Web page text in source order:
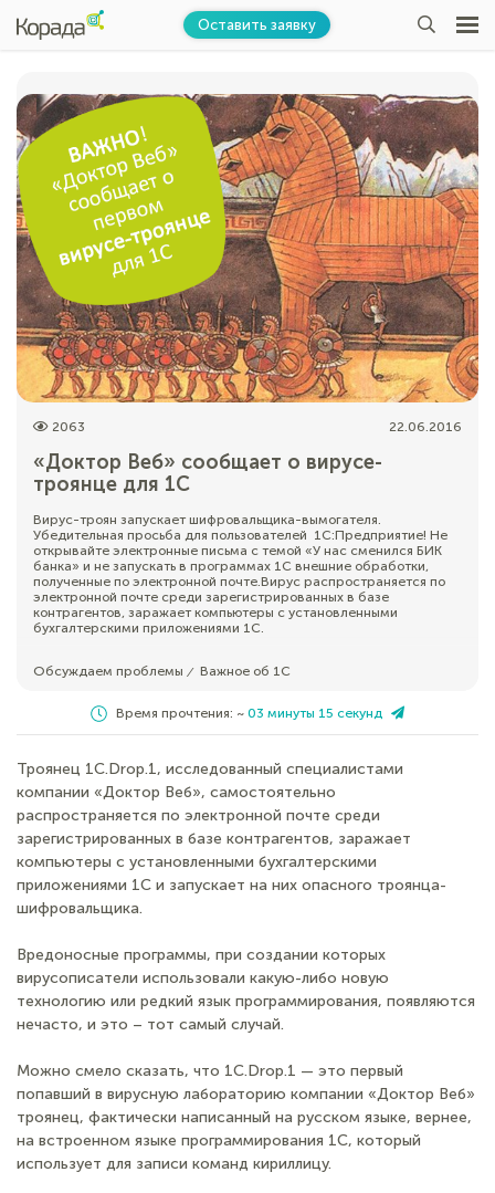
Оставить заявку
2063 22.06.2016
«Доктор Веб» сообщает о вирусе-
троянце для 1С
Вирус-троян запускает шифровальщика-вымогателя.
Убедительная просьба для пользователей 1С:Предприятие! Не
открывайте электронные письма с темой «У нас сменился БИК
банка» и не запускать в программах 1С внешние обработки,
полученные по электронной почте.Вирус распространяется по
электронной почте среди зарегистрированных в базе
контрагентов, заражает компьютеры с установленными
бухгалтерскими приложениями 1С.
Обсуждаем проблемы ⁄ Важное об 1С
Время прочтения: ~ 03 минуты 15 секунд
Троянец 1C.Drop.1, исследованный специалистами
компании «Доктор Веб», самостоятельно
распространяется по электронной почте среди
зарегистрированных в базе контрагентов, заражает
компьютеры с установленными бухгалтерскими
приложениями 1С и запускает на них опасного троянца-
шифровальщика.
Вредоносные программы, при создании которых
вирусописатели использовали какую-либо новую
технологию или редкий язык программирования, появляются
нечасто, и это – тот самый случай.
Можно смело сказать, что 1C.Drop.1 — это первый
попавший в вирусную лабораторию компании «Доктор Веб»
троянец, фактически написанный на русском языке, вернее,
на встроенном языке программирования 1С, который
использует для записи команд кириллицу.